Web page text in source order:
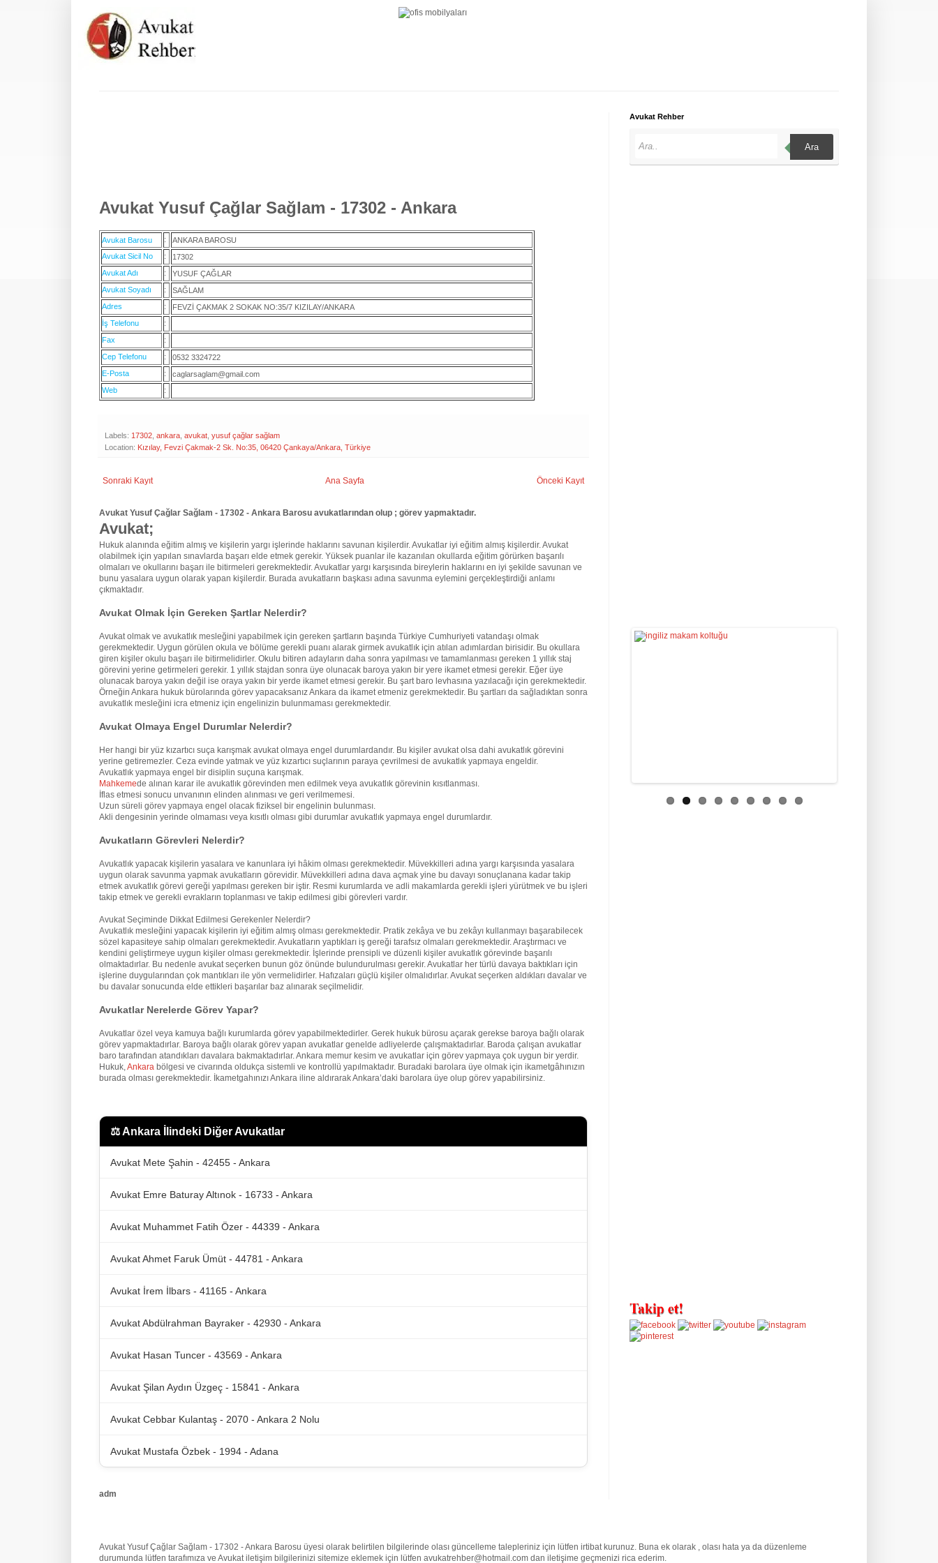
Avukat Yusuf Çağlar Sağlam - 17302 - Ankara
Avukat Barosu :
ANKARA BAROSU
Avukat Sicil No
:
17302
Avukat Adı
:
YUSUF ÇAĞLAR
Avukat Soyadı
:
SAĞLAM
Adres
:
FEVZİ ÇAKMAK 2 SOKAK NO:35/7 KIZILAY/ANKARA
İş Telefonu
:
Fax
:
Cep Telefonu
:
0532 3324722
E-Posta
:
caglarsaglam@gmail.com
Web
:
Labels: 17302 ankara avukat yusuf çağlar sağlam
Location: Kızılay, Fevzi Çakmak-2 Sk. No:35, 06420 Çankaya/Ankara, Türkiye
Sonraki Kayıt Önceki Kayıt
Ana Sayfa
Avukat Yusuf Çağlar Sağlam - 17302 - Ankara Barosu avukatlarından olup ; görev yapmaktadır.
Avukat;
Hukuk alanında eğitim almış ve kişilerin yargı işlerinde haklarını savunan kişilerdir. Avukatlar iyi eğitim almış kişilerdir. Avukat
olabilmek için yapılan sınavlarda başarı elde etmek gerekir. Yüksek puanlar ile kazanılan okullarda eğitim görürken başarılı
olmaları ve okullarını başarı ile bitirmeleri gerekmektedir. Avukatlar yargı karşısında bireylerin haklarını en iyi şekilde savunan ve
bunu yasalara uygun olarak yapan kişilerdir. Burada avukatların başkası adına savunma eylemini gerçekleştirdiği anlamı
çıkmaktadır.
Avukat Olmak İçin Gereken Şartlar Nelerdir?
Avukat olmak ve avukatlık mesleğini yapabilmek için gereken şartların başında Türkiye Cumhuriyeti vatandaşı olmak
gerekmektedir. Uygun görülen okula ve bölüme gerekli puanı alarak girmek avukatlık için atılan adımlardan birisidir. Bu okullara
giren kişiler okulu başarı ile bitirmelidirler. Okulu bitiren adayların daha sonra yapılması ve tamamlanması gereken 1 yıllık staj
görevini yerine getirmeleri gerekir. 1 yıllık stajdan sonra üye olunacak baroya yakın bir yere ikamet etmesi gerekir. Eğer üye
olunacak baroya yakın değil ise oraya yakın bir yerde ikamet etmesi gerekir. Bu şart baro levhasına yazılacağı için gerekmektedir.
Örneğin Ankara hukuk bürolarında görev yapacaksanız Ankara da ikamet etmeniz gerekmektedir. Bu şartları da sağladıktan sonra
avukatlık mesleğini icra etmeniz için engelinizin bulunmaması gerekmektedir.
Avukat Olmaya Engel Durumlar Nelerdir?
Her hangi bir yüz kızartıcı suça karışmak avukat olmaya engel durumlardandır. Bu kişiler avukat olsa dahi avukatlık görevini
yerine getiremezler. Ceza evinde yatmak ve yüz kızartıcı suçlarının paraya çevrilmesi de avukatlık yapmaya engeldir.
Avukatlık yapmaya engel bir disiplin suçuna karışmak.
Mahkemede alınan karar ile avukatlık görevinden men edilmek veya avukatlık görevinin kısıtlanması.
İflas etmesi sonucu unvanının elinden alınması ve geri verilmemesi.
Uzun süreli görev yapmaya engel olacak fiziksel bir engelinin bulunması.
Akli dengesinin yerinde olmaması veya kısıtlı olması gibi durumlar avukatlık yapmaya engel durumlardır.
Avukatların Görevleri Nelerdir?
Avukatlık yapacak kişilerin yasalara ve kanunlara iyi hâkim olması gerekmektedir. Müvekkilleri adına yargı karşısında yasalara
uygun olarak savunma yapmak avukatların görevidir. Müvekkilleri adına dava açmak yine bu davayı sonuçlanana kadar takip
etmek avukatlık görevi gereği yapılması gereken bir iştir. Resmi kurumlarda ve adli makamlarda gerekli işleri yürütmek ve bu işleri
takip etmek ve gerekli evrakların toplanması ve takip edilmesi gibi görevleri vardır.
Avukat Seçiminde Dikkat Edilmesi Gerekenler Nelerdir?
Avukatlık mesleğini yapacak kişilerin iyi eğitim almış olması gerekmektedir. Pratik zekâya ve bu zekâyı kullanmayı başarabilecek
sözel kapasiteye sahip olmaları gerekmektedir. Avukatların yaptıkları iş gereği tarafsız olmaları gerekmektedir. Araştırmacı ve
kendini geliştirmeye uygun kişiler olması gerekmektedir. İşlerinde prensipli ve düzenli kişiler avukatlık görevinde başarılı
olmaktadırlar. Bu nedenle avukat seçerken bunun göz önünde bulundurulması gerekir. Avukatlar her türlü davaya baktıkları için
işlerine duygularından çok mantıkları ile yön vermelidirler. Hafızaları güçlü kişiler olmalıdırlar. Avukat seçerken aldıkları davalar ve
bu davalar sonucunda elde ettikleri başarılar baz alınarak seçilmelidir.
Avukatlar Nerelerde Görev Yapar?
Avukatlar özel veya kamuya bağlı kurumlarda görev yapabilmektedirler. Gerek hukuk bürosu açarak gerekse baroya bağlı olarak
görev yapmaktadırlar. Baroya bağlı olarak görev yapan avukatlar genelde adliyelerde çalışmaktadırlar. Baroda çalışan avukatlar
baro tarafından atandıkları davalara bakmaktadırlar. Ankara memur kesim ve avukatlar için görev yapmaya çok uygun bir yerdir.
Hukuk,Ankara bölgesi ve civarında oldukça sistemli ve kontrollü yapılmaktadır. Buradaki barolara üye olmak için ikametgâhınızın
burada olması gerekmektedir. İkametgahınızı Ankara iline aldırarak Ankara’daki barolara üye olup görev yapabilirsiniz.
⚖️Ankara İlindeki Diğer Avukatlar
Avukat Mete Şahin - 42455 - Ankara
Avukat Emre Baturay Altınok - 16733 - Ankara
Avukat Muhammet Fatih Özer - 44339 - Ankara
Avukat Ahmet Faruk Ümüt - 44781 - Ankara
Avukat İrem İlbars - 41165 - Ankara
Avukat Abdülrahman Bayraker - 42930 - Ankara
Avukat Hasan Tuncer - 43569 - Ankara
Avukat Şilan Aydın Üzgeç - 15841 - Ankara
Avukat Cebbar Kulantaş - 2070 - Ankara 2 Nolu
Avukat Mustafa Özbek - 1994 - Adana
adm
Avukat Rehber
Ara
Avukat Yusuf Çağlar Sağlam - 17302 - Ankara Barosu üyesi olarak belirtilen bilgilerinde olası güncelleme talepleriniz için lütfen irtibat kurunuz. Buna ek olarak , olası hata ya da düzenleme
durumunda lütfen tarafımıza ve Avukat iletişim bilgilerinizi sitemize eklemek için lütfen avukatrehber@hotmail.com dan iletişime geçmenizi rica ederim.